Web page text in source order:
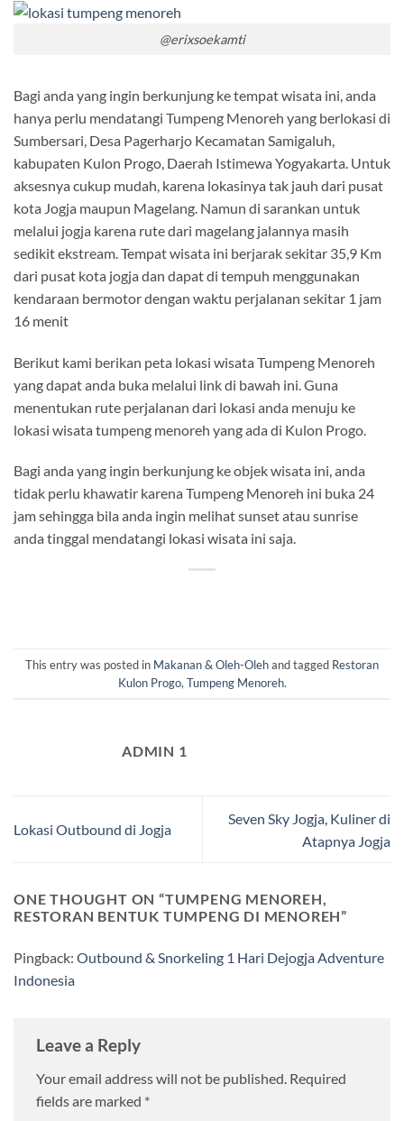
@erixsoekamti
Bagi anda yang ingin berkunjung ke tempat wisata ini, anda
hanya perlu mendatangi Tumpeng Menoreh yang berlokasi di
Sumbersari, Desa Pagerharjo Kecamatan Samigaluh,
kabupaten Kulon Progo, Daerah Istimewa Yogyakarta. Untuk
aksesnya cukup mudah, karena lokasinya tak jauh dari pusat
kota Jogja maupun Magelang. Namun di sarankan untuk
melalui jogja karena rute dari magelang jalannya masih
sedikit ekstream. Tempat wisata ini berjarak sekitar 35,9 Km
dari pusat kota jogja dan dapat di tempuh menggunakan
kendaraan bermotor dengan waktu perjalanan sekitar 1 jam
16 menit
Berikut kami berikan peta lokasi wisata Tumpeng Menoreh
yang dapat anda buka melalui link di bawah ini. Guna
menentukan rute perjalanan dari lokasi anda menuju ke
lokasi wisata tumpeng menoreh yang ada di Kulon Progo.
Bagi anda yang ingin berkunjung ke objek wisata ini, anda
tidak perlu khawatir karena Tumpeng Menoreh ini buka 24
jam sehingga bila anda ingin melihat sunset atau sunrise
anda tinggal mendatangi lokasi wisata ini saja.
This entry was posted in Makanan & Oleh-Olehand tagged Restoran
Kulon Progo, Tumpeng Menoreh.
ADMIN 1
Lokasi Outbound di Jogja
Seven Sky Jogja, Kuliner di
Atapnya Jogja
ONE THOUGHT ON “TUMPENG MENOREH,
RESTORAN BENTUK TUMPENG DI MENOREH”
Pingback: Outbound & Snorkeling 1 Hari Dejogja Adventure
Indonesia
Leave a Reply
Your email address will not be published. Required
fields are marked *